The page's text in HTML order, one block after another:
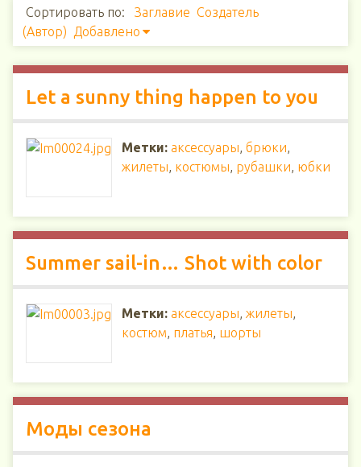
Сортировать по: Заглавие Создатель
(Автор)
Добавлено
Let a sunny thing happen to you
Метки: аксессуары, брюки,
жилеты, костюмы, рубашки, юбки
Summer sail-in… Shot with color
Метки: аксессуары, жилеты,
костюм, платья, шорты
Моды сезона